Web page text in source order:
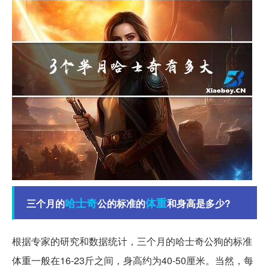
三个月的哈士奇公的标准的体重和身高是多少?
根据专家的研究和数据统计，三个月的哈士奇公狗的标准
体重一般在16-23斤之间，身高约为40-50厘米。当然，每